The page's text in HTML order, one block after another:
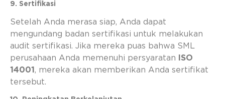
9. Sertifikasi
Setelah Anda merasa siap, Anda dapat
mengundang badan sertifikasi untuk melakukan
audit sertifikasi. Jika mereka puas bahwa SML
perusahaan Anda memenuhi persyaratan
ISO
14001 , mereka akan memberikan Anda sertifikat
tersebut.